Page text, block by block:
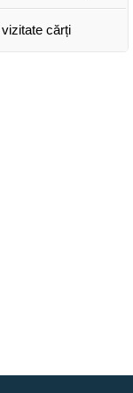
cărți